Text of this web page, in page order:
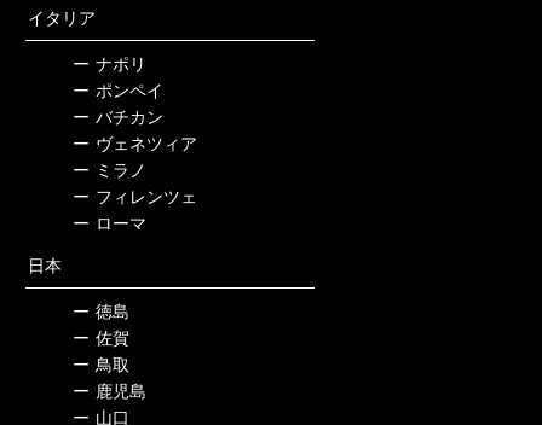
イタリア
ー ナポリ
ー ポンペイ
ー バチカン
ー ヴェネツィア
ー ミラノ
ー フィレンツェ
ー ローマ
日本
ー 徳島
ー 佐賀
ー 鳥取
ー 鹿児島
ー 山口